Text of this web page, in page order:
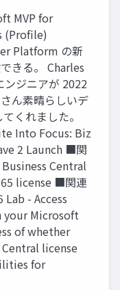
MVP for
(Profile)
Platform の新
きる。 Charles
ンジニアが 2022
ん素晴らしいデ
くれました。
Into Focus: Biz
2 Launch ■関
Business Central
license ■関連
Lab - Access
your Microsoft
of whether
Central license
for